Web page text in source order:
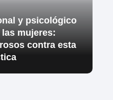
y psicológico
mujeres:
contra esta